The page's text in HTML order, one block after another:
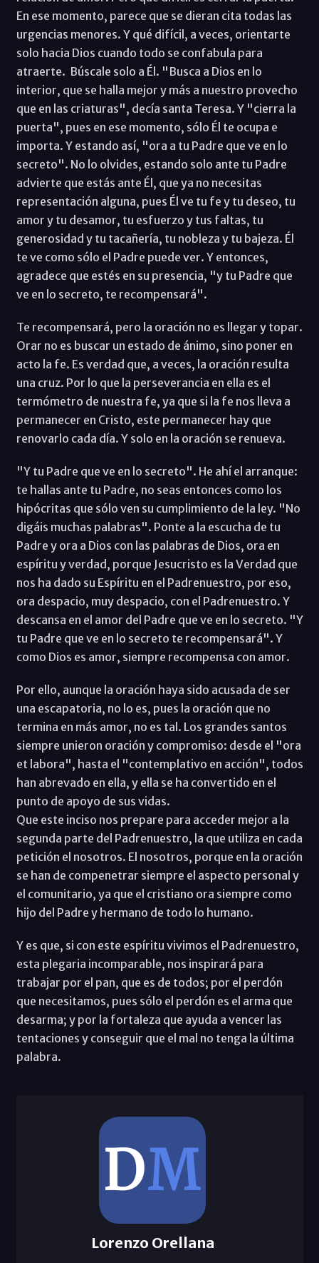
En ese momento, parece que se dieran cita todas las
urgencias menores. Y qué difícil, a veces, orientarte
solo hacia Dios cuando todo se confabula para
atraerte. Búscale solo a Él. "Busca a Dios en lo
interior, que se halla mejor y más a nuestro provecho
que en las criaturas", decía santa Teresa. Y "cierra la
puerta", pues en ese momento, sólo Él te ocupa e
importa. Y estando así, "ora a tu Padre que ve en lo
secreto". No lo olvides, estando solo ante tu Padre
advierte que estás ante Él, que ya no necesitas
representación alguna, pues Él ve tu fe y tu deseo, tu
amor y tu desamor, tu esfuerzo y tus faltas, tu
generosidad y tu tacañería, tu nobleza y tu bajeza. Él
te ve como sólo el Padre puede ver. Y entonces,
agradece que estés en su presencia, "y tu Padre que
ve en lo secreto, te recompensará".
Te recompensará, pero la oración no es llegar y topar.
Orar no es buscar un estado de ánimo, sino poner en
acto la fe. Es verdad que, a veces, la oración resulta
una cruz. Por lo que la perseverancia en ella es el
termómetro de nuestra fe, ya que si la fe nos lleva a
permanecer en Cristo, este permanecer hay que
renovarlo cada día. Y solo en la oración se renueva.
"Y tu Padre que ve en lo secreto". He ahí el arranque:
te hallas ante tu Padre, no seas entonces como los
hipócritas que sólo ven su cumplimiento de la ley. "No
digáis muchas palabras". Ponte a la escucha de tu
Padre y ora a Dios con las palabras de Dios, ora en
espíritu y verdad, porque Jesucristo es la Verdad que
nos ha dado su Espíritu en el Padrenuestro, por eso,
ora despacio, muy despacio, con el Padrenuestro. Y
descansa en el amor del Padre que ve en lo secreto. "Y
tu Padre que ve en lo secreto te recompensará". Y
como Dios es amor, siempre recompensa con amor.
Por ello, aunque la oración haya sido acusada de ser
una escapatoria, no lo es, pues la oración que no
termina en más amor, no es tal. Los grandes santos
siempre unieron oración y compromiso: desde el "ora
et labora", hasta el "contemplativo en acción", todos
han abrevado en ella, y ella se ha convertido en el
punto de apoyo de sus vidas.
Que este inciso nos prepare para acceder mejor a la
segunda parte del Padrenuestro, la que utiliza en cada
petición el nosotros. El nosotros, porque en la oración
se han de compenetrar siempre el aspecto personal y
el comunitario, ya que el cristiano ora siempre como
hijo del Padre y hermano de todo lo humano.
Y es que, si con este espíritu vivimos el Padrenuestro,
esta plegaria incomparable, nos inspirará para
trabajar por el pan, que es de todos; por el perdón
que necesitamos, pues sólo el perdón es el arma que
desarma; y por la fortaleza que ayuda a vencer las
tentaciones y conseguir que el mal no tenga la última
palabra.
Lorenzo Orellana